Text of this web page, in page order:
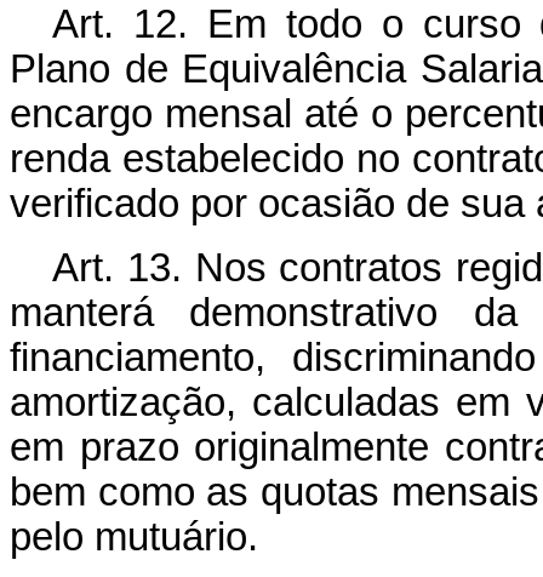
Art. 12. Em todo o curso
Plano de Equivalência
encargo mensal até o
renda estabelecido no
verificado por ocasião de sua
Art. 13. Nos contratos
manterá demonstrativo
financiamento,
amortização, calculadas em
em prazo originalmente
bem como as quotas
pelo mutuário.